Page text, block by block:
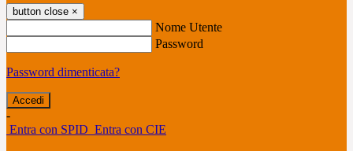
button close ×
Nome Utente
Password
Password dimenticata?
-
Entra con SPID Entra con CIE